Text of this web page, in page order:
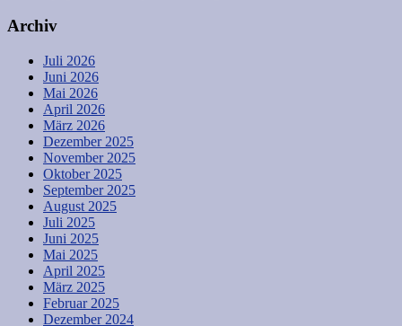
Archiv
Juli 2026
Juni 2026
Mai 2026
April 2026
März 2026
Dezember 2025
November 2025
Oktober 2025
September 2025
August 2025
Juli 2025
Juni 2025
Mai 2025
April 2025
März 2025
Februar 2025
Dezember 2024